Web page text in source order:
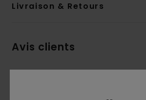
Livraison & Retours
Avis clients